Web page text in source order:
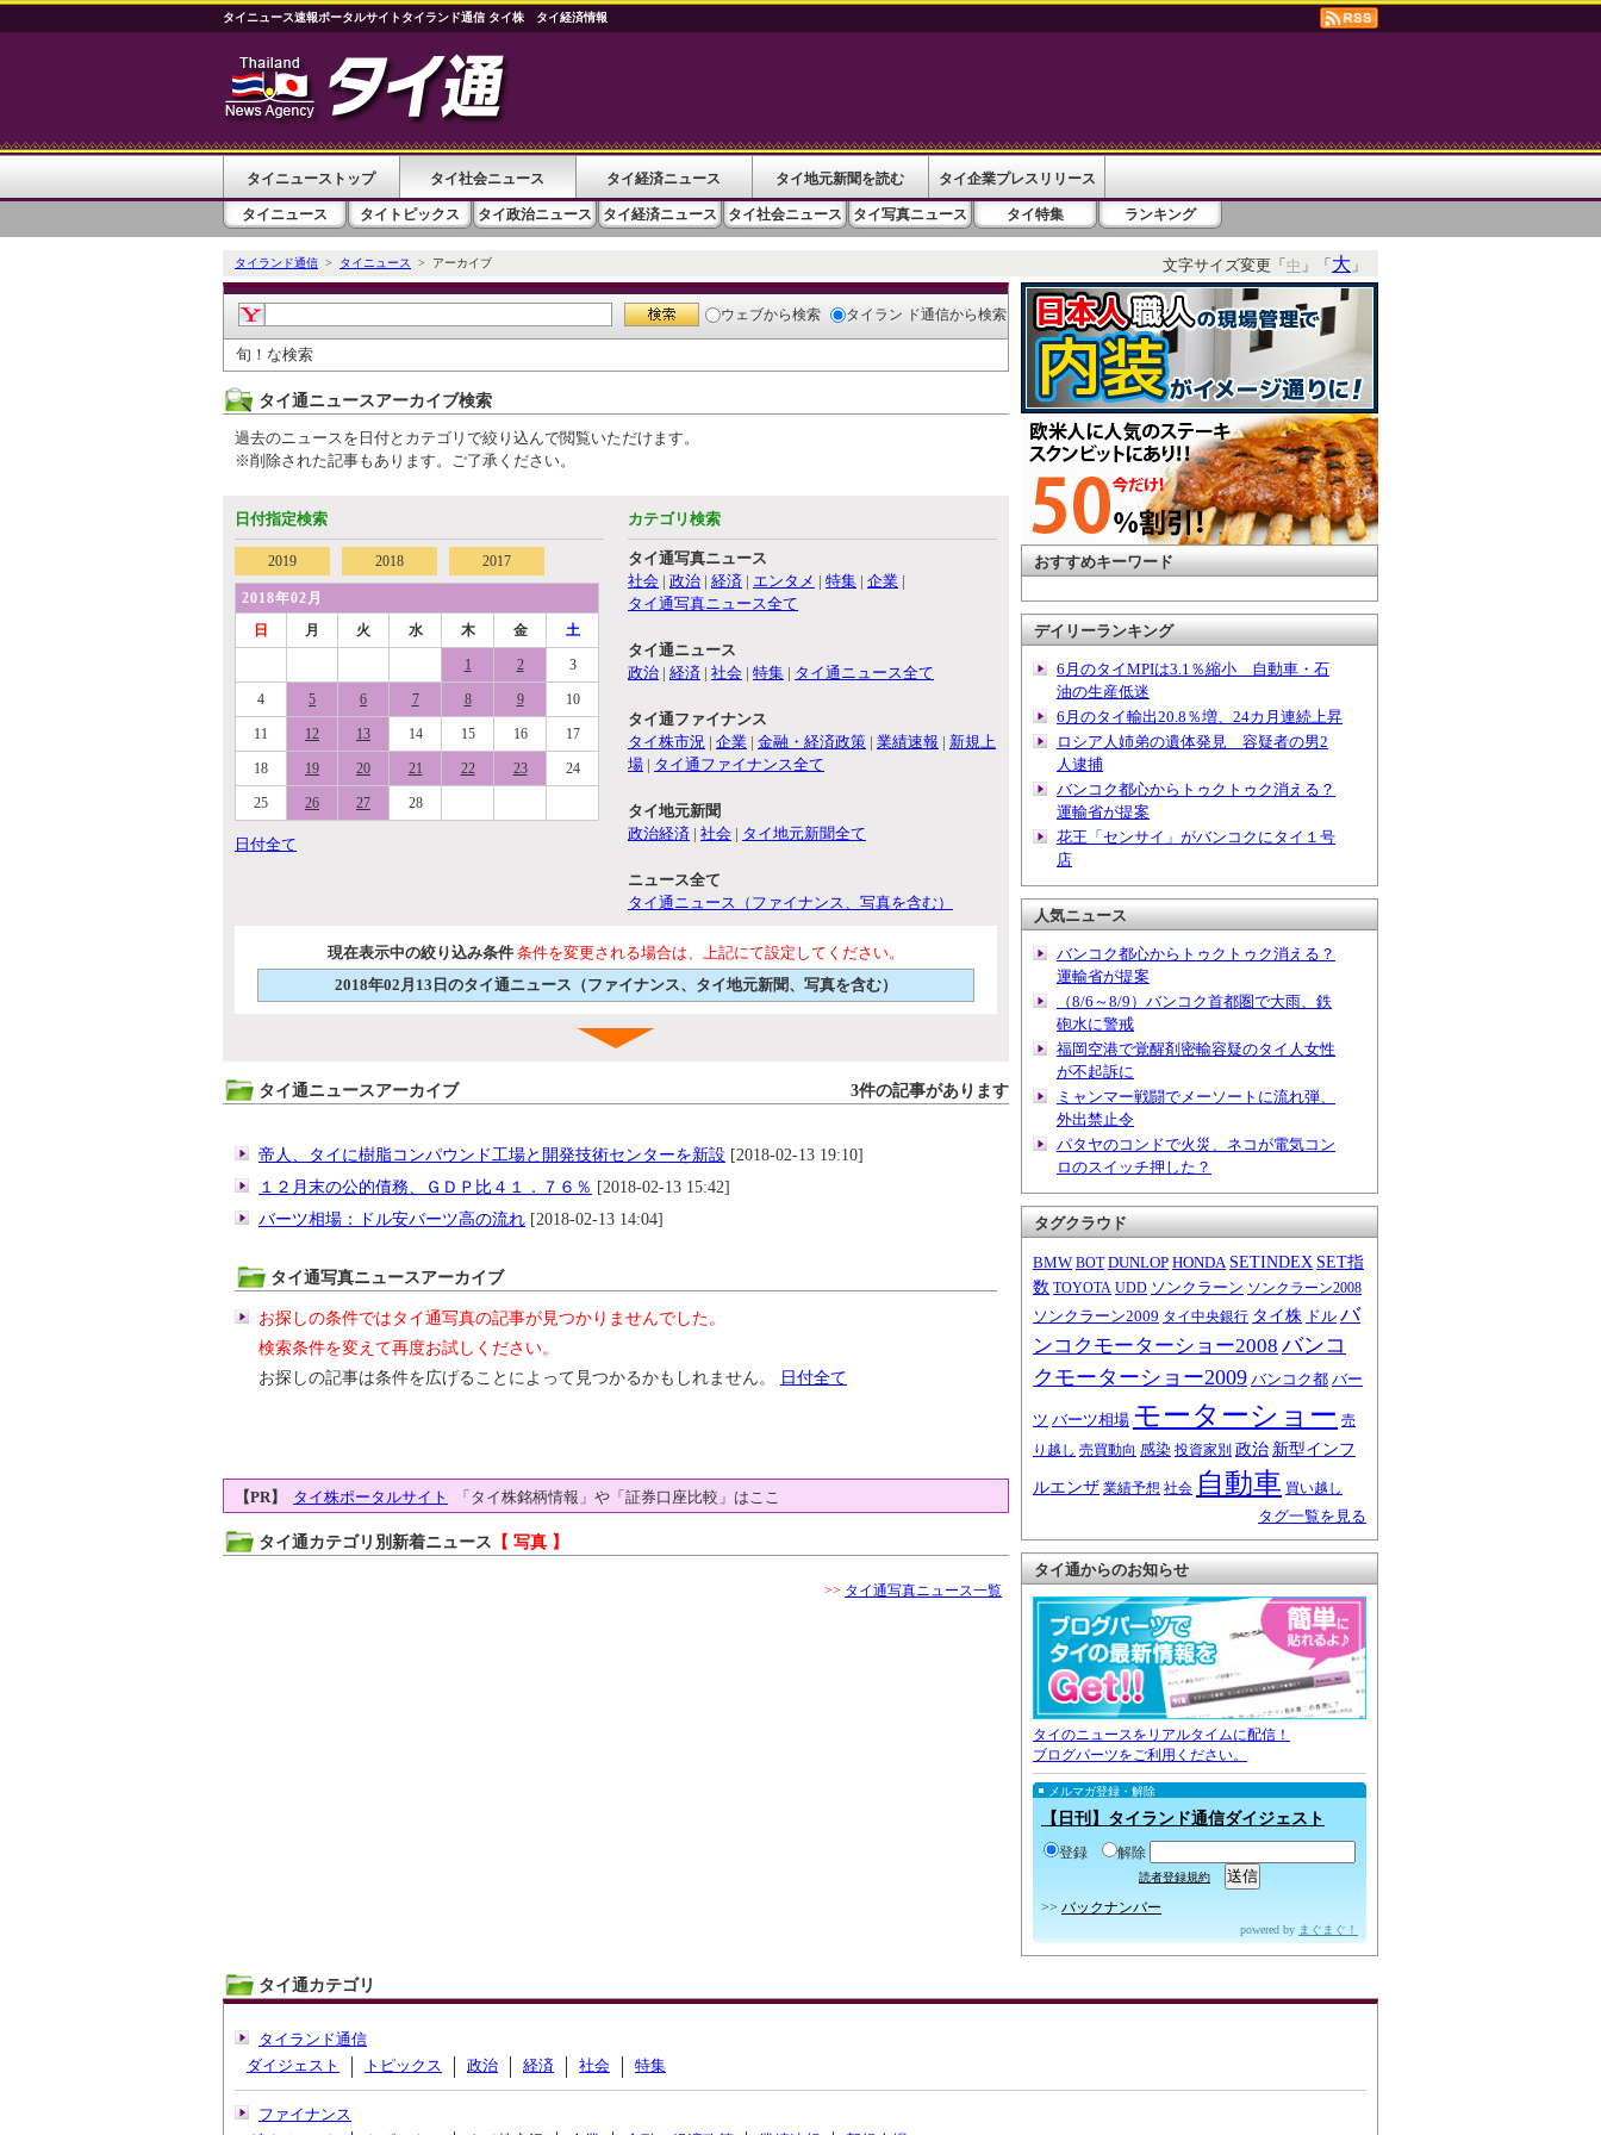
タイニュース速報ポータルサイトタイランド通信 タイ株 タイ経済情報
タイニューストップ タイ社会ニュース タイ経済ニュース タイ地元新聞を読む タイ企業プレスリリース
タイニュース タイトピックス タイ政治ニュース タイ経済ニュース タイ社会ニュース タイ写真ニュース タイ特集 ランキング
タイランド通信 > タイニュース > アーカイブ 文字サイズ変更「中 」「大 」
ウェブから検索 タイラン ド通信から検索
旬！な検索
タイ通ニュースアーカイブ検索
過去のニュースを日付とカテゴリで絞り込んで閲覧いただけます。
※削除された記事もあります。ご了承ください。
日付指定検索
2019 2018 2017
2018年02月
日
月 火 水 木 金 土
1 2 3
4 5 6 7 8 9 10
11 12 13 14 15 16 17
18 19 20 21 22 23 24
25 26 27 28
日付全て
カテゴリ検索
タイ通写真ニュース
社会 | 政治 | 経済 | エンタメ | 特集 | 企業 |
タイ通写真ニュース全て
タイ通ニュース
政治 | 経済 | 社会 | 特集 | タイ通ニュース全て
タイ通ファイナンス
タイ株市況 | 企業 | 金融・経済政策 | 業績速報 | 新規上
場 | タイ通ファイナンス全て
タイ地元新聞
政治経済 | 社会 | タイ地元新聞全て
ニュース全て
タイ通ニュース（ファイナンス、写真を含む）
現在表示中の絞り込み条件 条件を変更される場合は、上記にて設定してください。
2018年02月13日のタイ通ニュース（ファイナンス、タイ地元新聞、写真を含む）
タイ通ニュースアーカイブ 3件の記事があります
帝人、タイに樹脂コンパウンド工場と開発技術センターを新設 [2018-02-13 19:10]
１２月末の公的債務、ＧＤＰ比４１．７６％ [2018-02-13 15:42]
バーツ相場：ドル安バーツ高の流れ [2018-02-13 14:04]
タイ通写真ニュースアーカイブ
お探しの条件ではタイ通写真の記事が見つかりませんでした。
検索条件を変えて再度お試しください。
お探しの記事は条件を広げることによって見つかるかもしれません。
日付全て
【PR】 タイ株ポータルサイト 「タイ株銘柄情報」や「証券口座比較」はここ
タイ通カテゴリ別新着ニュース 【 写真 】
>> タイ通写真ニュース一覧
おすすめキーワード
デイリーランキング
6月のタイMPIは3.1％縮小 自動車・石
油の生産低迷
6月のタイ輸出20.8％増、24カ月連続上昇
ロシア人姉弟の遺体発見 容疑者の男2
人逮捕
バンコク都心からトゥクトゥク消える？
運輸省が提案
花王「センサイ」がバンコクにタイ１号
店
人気ニュース
バンコク都心からトゥクトゥク消える？
運輸省が提案
（8/6～8/9）バンコク首都圏で大雨、鉄
砲水に警戒
福岡空港で覚醒剤密輸容疑のタイ人女性
が不起訴に
ミャンマー戦闘でメーソートに流れ弾、
外出禁止令
パタヤのコンドで火災、ネコが電気コン
ロのスイッチ押した？
タグクラウド
BMW BOT DUNLOP HONDA SETINDEX SET指
数 TOYOTA UDD ソンクラーン ソンクラーン2008
ソンクラーン2009 タイ中央銀行 タイ株 ドル バ
ンコクモーターショー2008 バンコ
クモーターショー2009 バンコク都 バー
ツ バーツ相場 モーターショー 売
り越し 売買動向 感染 投資家別 政治 新型インフ
ルエンザ 業績予想 社会 自動車 買い越し
タグ一覧を見る
タイ通からのお知らせ
タイのニュースをリアルタイムに配信！
ブログパーツをご利用ください。
メルマガ登録・解除
【日刊】タイランド通信ダイジェスト
登録 解除
読者登録規約
>> バックナンバー
powered by まぐまぐ！
タイ通カテゴリ
タイランド通信
ダイジェスト
トピックス 政治 経済 社会 特集
ファイナンス